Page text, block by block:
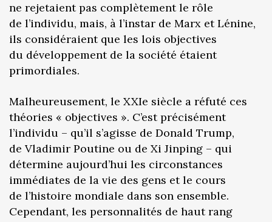
ne rejetaient pas complètement le rôle
de l’individu, mais, à l’instar de Marx et Lénine,
ils considéraient que les lois objectives
du développement de la société étaient
primordiales.
Malheureusement, le XXIe siècle a réfuté ces
théories « objectives ». C’est précisément
l’individu – qu’il s’agisse de Donald Trump,
de Vladimir Poutine ou de Xi Jinping – qui
détermine aujourd’hui les circonstances
immédiates de la vie des gens et le cours
de l’histoire mondiale dans son ensemble.
Cependant, les personnalités de haut rang